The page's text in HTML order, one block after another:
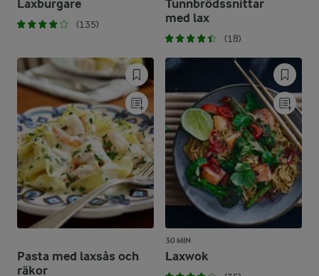
Laxburgare
(135)
Tunnbrödssnittar
med lax
(18)
Pasta med laxsås och
räkor
30 MIN
Laxwok